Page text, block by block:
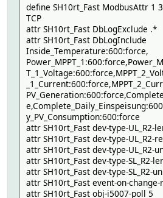
define SH10rt_Fast ModbusAttr 1 3
TCP
attr SH10rt_Fast DbLogExclude .*
attr SH10rt_Fast DbLogInclude
Inside_Temperature:600:force,
y_PV_Consumption:600:force
attr SH10rt_Fast dev-type-UL_R2-
attr SH10rt_Fast dev-type-UL_R2-
attr SH10rt_Fast dev-type-UL_R2-
attr SH10rt_Fast dev-type-SL_R2-
attr SH10rt_Fast dev-type-SL_R2-
attr SH10rt_Fast event-on-
attr SH10rt_Fast obj-i5007-poll 5